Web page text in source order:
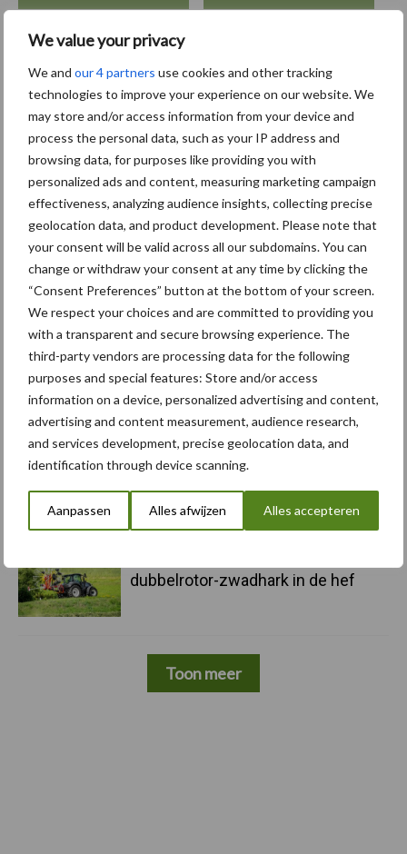
We value your privacy
We and our 4 partners use cookies and other tracking
technologies to improve your experience on our website. We
may store and/or access information from your device and
process the personal data, such as your IP address and
browsing data, for purposes like providing you with
personalized ads and content, measuring marketing campaign
effectiveness, analyzing audience insights, collecting precise
geolocation data, and product development. Please note that
your consent will be valid across all our subdomains. You can
change or withdraw your consent at any time by clicking the
“Consent Preferences” button at the bottom of your screen.
We respect your choices and are committed to providing you
with a transparent and secure browsing experience. The
third-party vendors are processing data for the following
purposes and special features: Store and/or access
information on a device, personalized advertising and content,
advertising and content measurement, audience research,
and services development, precise geolocation data, and
identification through device scanning.
Aanpassen Alles afwijzen Alles accepteren
Primaire
Sidebar
Recent nieuws Partner nieuws
5 aug
Albourgh Tyres breidt uit naar
nieuwe marktsegmenten
5 aug
Caterpillar breidt gamma
elektrische bulldozers uit
5 aug
Komatsu HM460-6 knikdumper legt
lat opnieuw hoger
5 aug
Nieuwe compacte gedragen
pootcombinatie van AVR
dubbelrotor-zwadhark in de hef
Toon meer
Toon meer